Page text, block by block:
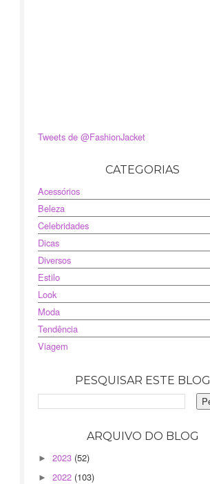
Tweets de @FashionJacket
CATEGORIAS
Acessórios
Beleza
Celebridades
Dicas
Diversos
Estilo
Look
Moda
Tendência
Viagem
PESQUISAR ESTE BLOG
ARQUIVO DO BLOG
► 2023 (52)
► 2022 (103)